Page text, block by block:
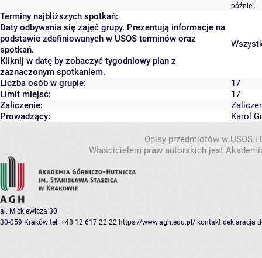
później.
Terminy najbliższych spotkań:
Daty odbywania się zajęć grupy. Prezentują informacje na
podstawie zdefiniowanych w USOS terminów oraz
spotkań.
Kliknij w datę by zobaczyć tygodniowy plan z
zaznaczonym spotkaniem.
Liczba osób w grupie:
17
Limit miejsc:
17
Zaliczenie:
Prowadzący:
Karol
Opisy przedmiotów w USOS
Właścicielem praw autorskich jest
al. Mickiewicza 30
30-059 Kraków tel: +48 12 617 22 22 https://www.agh.edu.pl/ kontakt deklaracja